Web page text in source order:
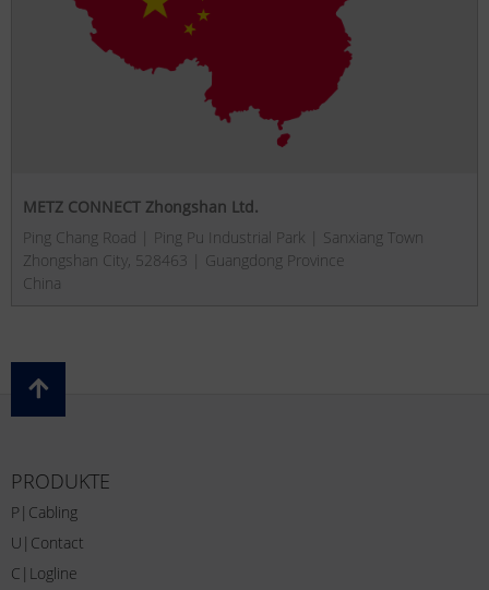
METZ CONNECT Zhongshan Ltd.
Ping Chang Road | Ping Pu Industrial Park | Sanxiang Town
Zhongshan City, 528463 | Guangdong Province
China
PRODUKTE
P|Cabling
U|Contact
C|Logline